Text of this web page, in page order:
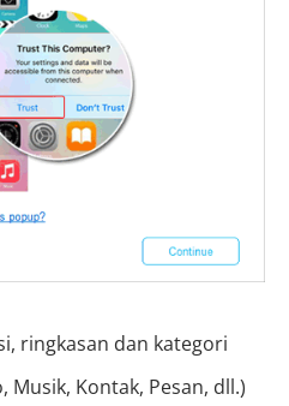
ringkasan dan kategori
Musik, Kontak, Pesan, dll.)